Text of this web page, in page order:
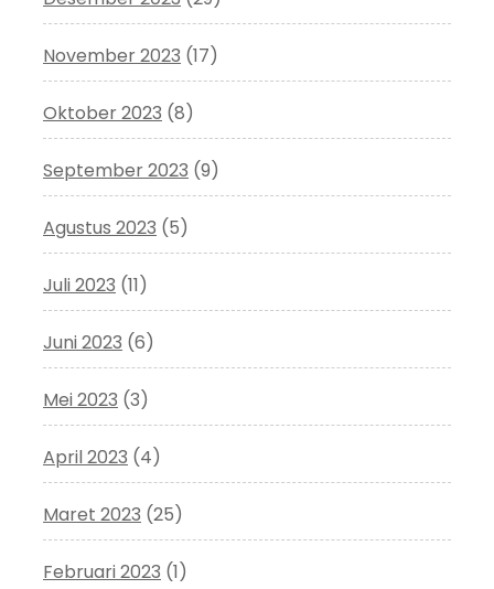
November 2023 (17)
Oktober 2023 (8)
September 2023 (9)
Agustus 2023 (5)
Juli 2023 (11)
Juni 2023 (6)
Mei 2023 (3)
April 2023 (4)
Maret 2023 (25)
Februari 2023 (1)